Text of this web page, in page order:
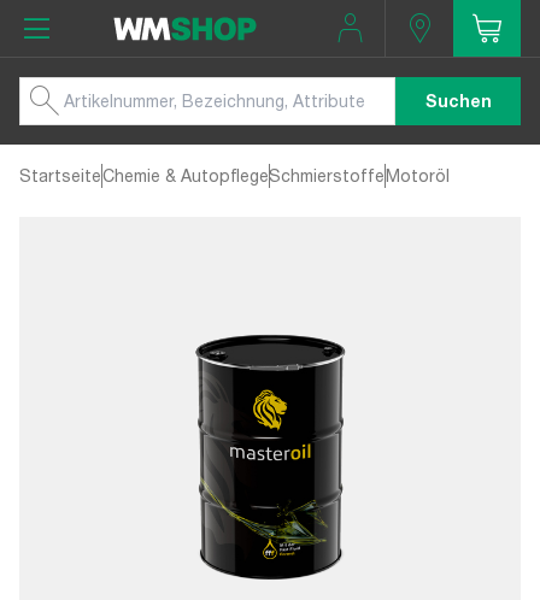
Suchen
StartseiteChemie & AutopflegeSchmierstoffeMotoröl